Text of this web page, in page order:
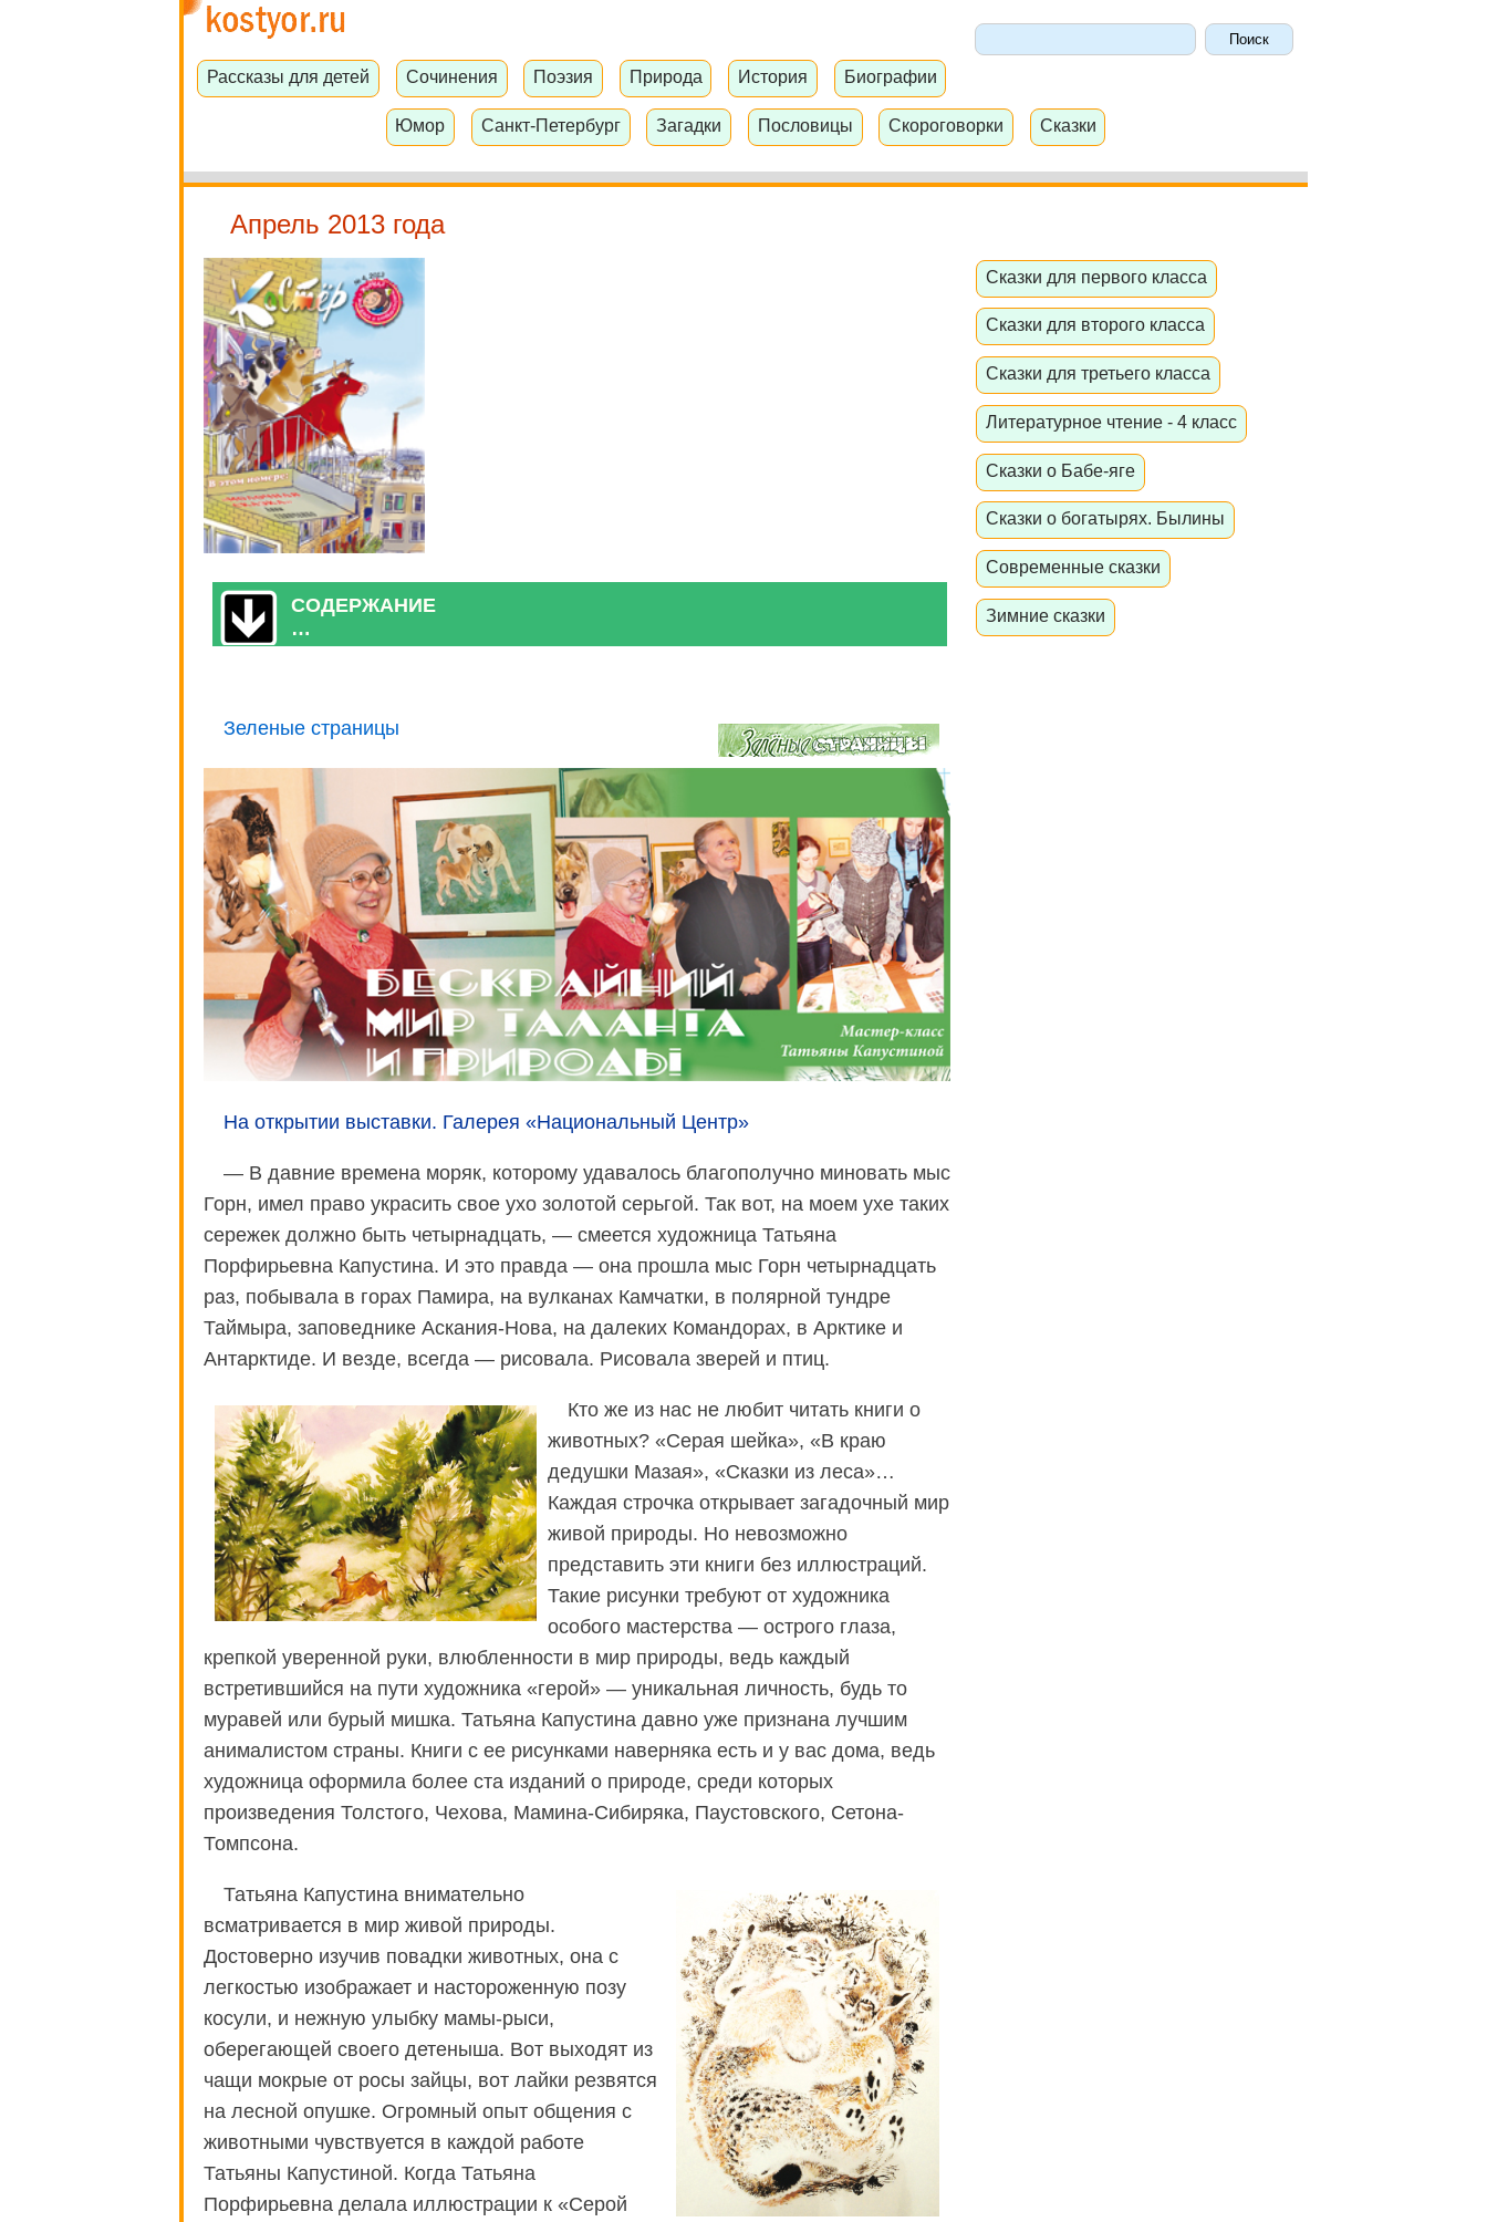
Рассказы для детей Сочинения Поэзия Природа История Биографии
Юмор Санкт-Петербург Загадки Пословицы Скороговорки Сказки
Апрель 2013 года
СОДЕРЖАНИЕ
…
Зеленые страницы
На открытии выставки. Галерея «Национальный Центр»
— В давние времена моряк, которому удавалось благополучно миновать мыс
Горн, имел право украсить свое ухо золотой серьгой. Так вот, на моем ухе таких
сережек должно быть четырнадцать, — смеется художница Татьяна
Порфирьевна Капустина. И это правда — она прошла мыс Горн четырнадцать
раз, побывала в горах Памира, на вулканах Камчатки, в полярной тундре
Таймыра, заповеднике Аскания-Нова, на далеких Командорах, в Арктике и
Антарктиде. И везде, всегда — рисовала. Рисовала зверей и птиц.
Кто же из нас не любит читать книги о
животных? «Серая шейка», «В краю
дедушки Мазая», «Сказки из леса»…
Каждая строчка открывает загадочный мир
живой природы. Но невозможно
представить эти книги без иллюстраций.
Такие рисунки требуют от художника
особого мастерства — острого глаза,
крепкой уверенной руки, влюбленности в мир природы, ведь каждый
встретившийся на пути художника «герой» — уникальная личность, будь то
муравей или бурый мишка. Татьяна Капустина давно уже признана лучшим
анималистом страны. Книги с ее рисунками наверняка есть и у вас дома, ведь
художница оформила более ста изданий о природе, среди которых
произведения Толстого, Чехова, Мамина-Сибиряка, Паустовского, Сетона-
Томпсона.
Татьяна Капустина внимательно
всматривается в мир живой природы.
Достоверно изучив повадки животных, она с
легкостью изображает и настороженную позу
косули, и нежную улыбку мамы-рыси,
оберегающей своего детеныша. Вот выходят из
чащи мокрые от росы зайцы, вот лайки резвятся
на лесной опушке. Огромный опыт общения с
животными чувствуется в каждой работе
Татьяны Капустиной. Когда Татьяна
Порфирьевна делала иллюстрации к «Серой
Сказки для первого класса
Сказки для второго класса
Сказки для третьего класса
Литературное чтение - 4 класс
Сказки о Бабе-яге
Сказки о богатырях. Былины
Современные сказки
Зимние сказки